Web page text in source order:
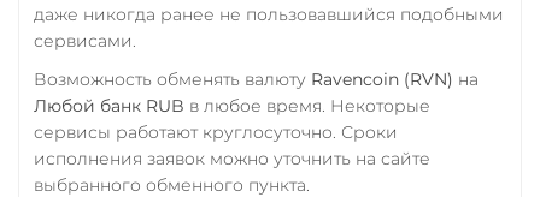
даже никогда ранее не пользовавшийся подобными
сервисами.
Возможность обменять валюту Ravencoin (RVN) на
Любой банк RUB в любое время. Некоторые
сервисы работают круглосуточно. Сроки
исполнения заявок можно уточнить на сайте
выбранного обменного пункта.